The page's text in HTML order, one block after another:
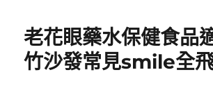
老花眼藥水保健食品
竹沙發常見smile全